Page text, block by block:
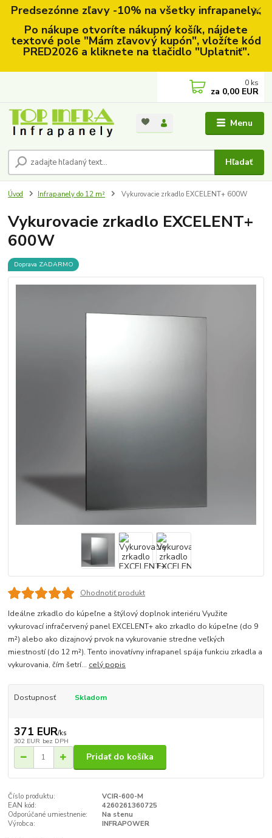
Predsezónne zľavy -10% na všetky infrapanely..
Po nákupe otvoríte nákupný košík, nájdete
textové pole "Mám zľavový kupón", vložíte kód
PRED2026 a kliknete na tlačidlo "Uplatniť".
Menu
Hľadať
0 ks
za 0,00 EUR
Úvod Infrapanely do 12 m² Vykurovacie zrkadlo EXCELENT+ 600W
Vykurovacie zrkadlo EXCELENT+
600W
Doprava ZADARMO
Ohodnotiť produkt
Ideálne zrkadlo do kúpeľne a štýlový doplnok interiéru Využite
vykurovací infračervený panel EXCELENT+ ako zrkadlo do kúpeľne (do 9
m²) alebo ako dizajnový prvok na vykurovanie stredne veľkých
miestností (do 12 m²). Tento inovatívny infrapanel spája funkciu zrkadla a
vykurovania, čím šetrí... celý popis
Dostupnosť Skladom
371 EUR/ks
302 EUR bez DPH
Pridať do košíka
Číslo produktu:
VCIR-600-M
EAN kód:
4260261360725
Odporúčané umiestnenie:
Na stenu
Výrobca:
INFRAPOWER